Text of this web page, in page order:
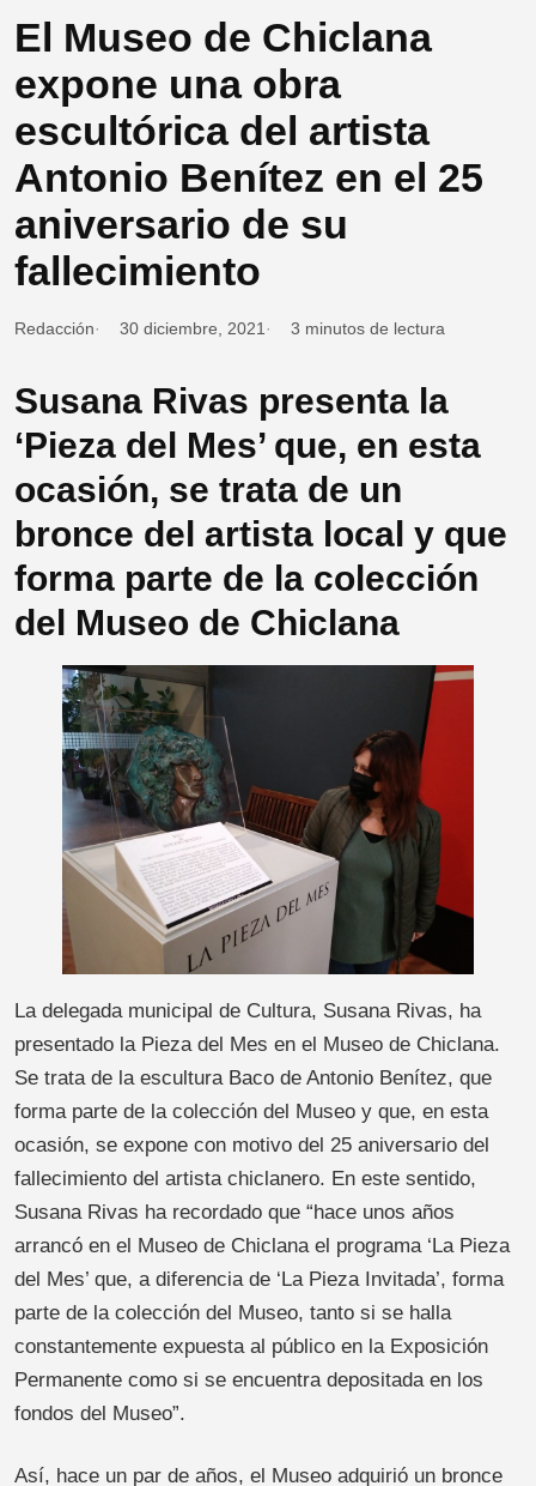
El Museo de Chiclana
expone una obra
escultórica del artista
Antonio Benítez en el 25
aniversario de su
fallecimiento
Redacción 30 diciembre, 2021 3 minutos de lectura
Susana Rivas presenta la
‘Pieza del Mes’ que, en esta
ocasión, se trata de un
bronce del artista local y que
forma parte de la colección
del Museo de Chiclana
La delegada municipal de Cultura, Susana Rivas, ha
presentado la Pieza del Mes en el Museo de Chiclana.
Se trata de la escultura Baco de Antonio Benítez, que
forma parte de la colección del Museo y que, en esta
ocasión, se expone con motivo del 25 aniversario del
fallecimiento del artista chiclanero. En este sentido,
Susana Rivas ha recordado que “hace unos años
arrancó en el Museo de Chiclana el programa ‘La Pieza
del Mes’ que, a diferencia de ‘La Pieza Invitada’, forma
parte de la colección del Museo, tanto si se halla
constantemente expuesta al público en la Exposición
Permanente como si se encuentra depositada en los
fondos del Museo”.
Así, hace un par de años, el Museo adquirió un bronce